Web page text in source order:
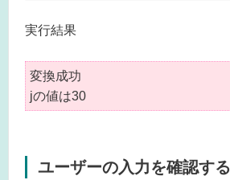
実行結果
変換成功
jの値は30
ユーザーの入力を確認する